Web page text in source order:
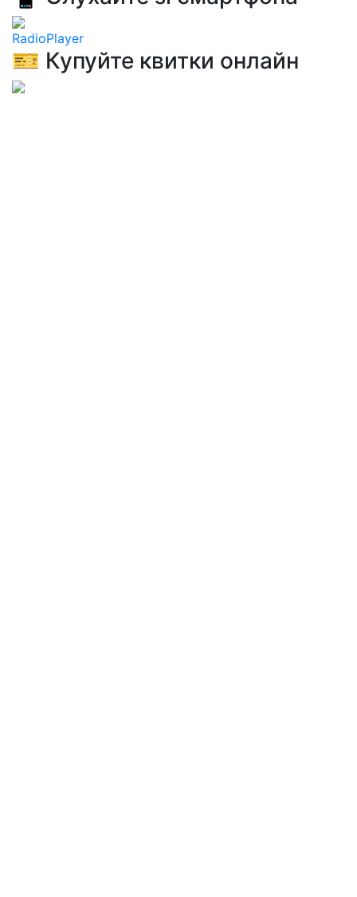
RadioPlayer
🎫 Купуйте квитки онлайн